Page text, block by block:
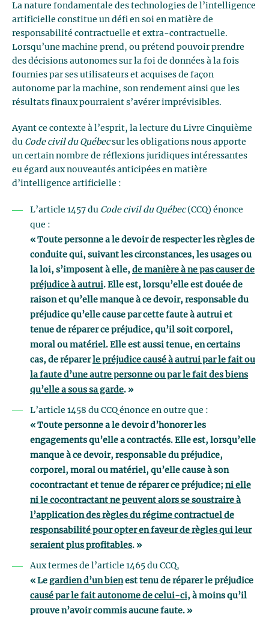
La nature fondamentale des technologies de l’intelligence
artificielle constitue un défi en soi en matière de
responsabilité contractuelle et extra-contractuelle.
Lorsqu’une machine prend, ou prétend pouvoir prendre
des décisions autonomes sur la foi de données à la fois
fournies par ses utilisateurs et acquises de façon
autonome par la machine, son rendement ainsi que les
résultats finaux pourraient s’avérer imprévisibles.
Ayant ce contexte à l’esprit, la lecture du Livre Cinquième
du Code civil du Québecsur les obligations nous apporte
un certain nombre de réflexions juridiques intéressantes
eu égard aux nouveautés anticipées en matière
d’intelligence artificielle :
L’article 1457 du Code civil du Québec(CCQ) énonce
que :
« Toute personne a le devoir de respecter les règles de
conduite qui, suivant les circonstances, les usages ou
la loi, s’imposent à elle, de manière à ne pas causer de
préjudice à autrui. Elle est, lorsqu’elle est douée de
raison et qu’elle manque à ce devoir, responsable du
préjudice qu’elle cause par cette faute à autrui et
tenue de réparer ce préjudice, qu’il soit corporel,
moral ou matériel. Elle est aussi tenue, en certains
cas, de réparerle préjudice causé à autrui par le fait ou
la faute d’une autre personne ou par le fait des biens
qu’elle a sous sa garde. »
L’article 1458 du CCQ énonce en outre que :
« Toute personne a le devoir d’honorer les
engagements qu’elle a contractés. Elle est, lorsqu’elle
manque à ce devoir, responsable du préjudice,
corporel, moral ou matériel, qu’elle cause à son
cocontractant et tenue de réparer ce préjudice; ni elle
ni le cocontractant ne peuvent alors se soustraire à
l’application des règles du régime contractuel de
responsabilité pour opter en faveur de règles qui leur
seraient plus profitables. »
Aux termes de l’article 1465 du CCQ,
« Le gardien d’un bienest tenu de réparer le préjudice
causé par le fait autonome de celui-ci, à moins qu’il
prouve n’avoir commis aucune faute. »